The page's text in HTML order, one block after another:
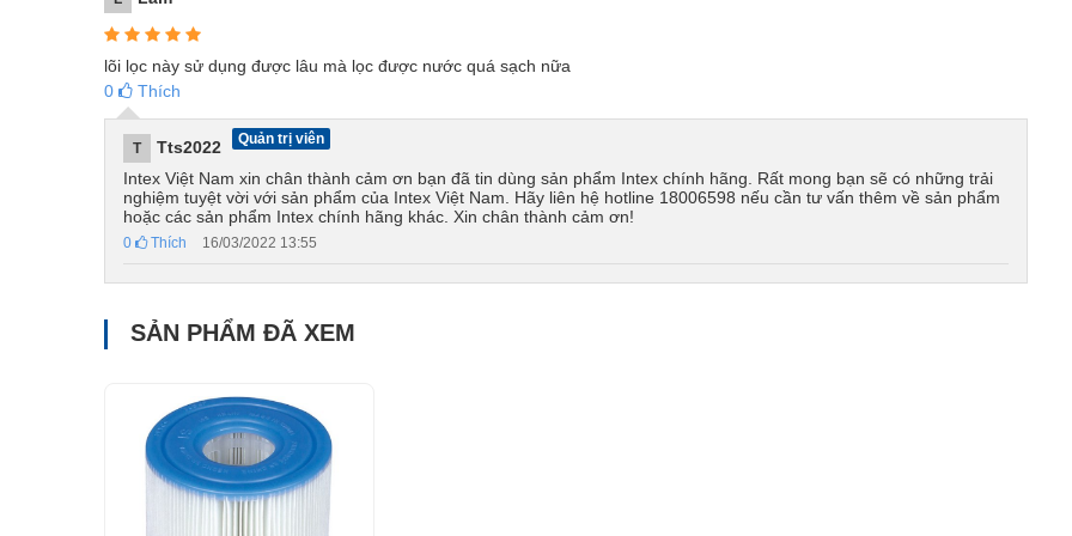
lõi lọc này sử dụng được lâu mà lọc được nước quá sạch nữa
0
Thích
T Tts2022 Quản trị viên
Intex Việt Nam xin chân thành cảm ơn bạn đã tin dùng sản phẩm Intex chính hãng. Rất mong bạn sẽ có những trải
nghiệm tuyệt vời với sản phẩm của Intex Việt Nam. Hãy liên hệ hotline 18006598 nếu cần tư vấn thêm về sản phẩm
hoặc các sản phẩm Intex chính hãng khác. Xin chân thành cảm ơn!
0 Thích 16/03/2022 13:55
SẢN PHẨM ĐÃ XEM